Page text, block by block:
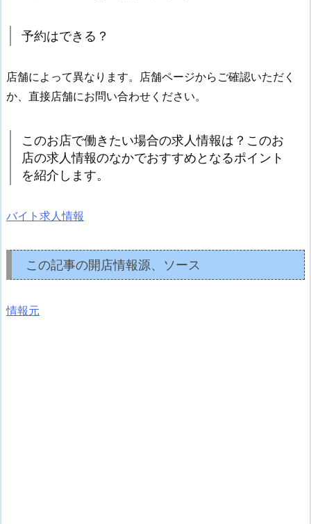
予約はできる？
店舗によって異なります。店舗ページからご確認いただく
か、直接店舗にお問い合わせください。
このお店で働きたい場合の求人情報は？このお
店の求人情報のなかでおすすめとなるポイント
を紹介します。
バイト求人情報
この記事の開店情報源、ソース
情報元